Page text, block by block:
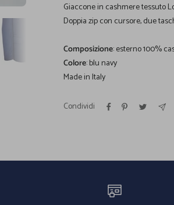
Giaccone in cashmere tessuto
Doppia zip con cursore, due
Composizione: esterno 100%
Colore: blu navy
Made in Italy
Condividi